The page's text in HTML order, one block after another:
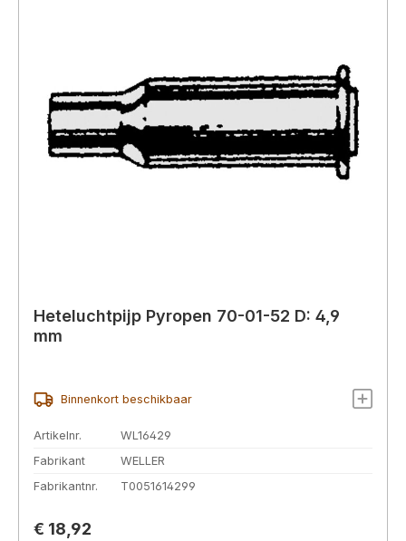
Heteluchtpijp Pyropen 70-01-52 D: 4,9
mm
Binnenkort beschikbaar
Artikelnr.
WL16429
Fabrikant
WELLER
Fabrikantnr.
T0051614299
Normale prijs:
€ 18,92